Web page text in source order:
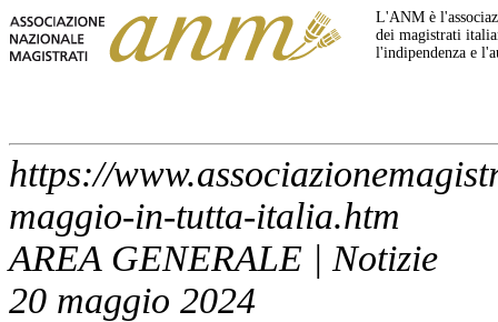
L'ANM è
dei magistrati
l'indipendenza e
https://
maggio-in-tutta-italia.htm
AREA GENERALE | Notizie
20 maggio 2024